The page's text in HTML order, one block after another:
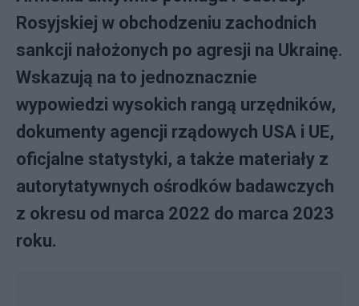
Rosyjskiej w obchodzeniu zachodnich
sankcji nałożonych po agresji na Ukrainę.
Wskazują na to jednoznacznie
wypowiedzi wysokich rangą urzędników,
dokumenty agencji rządowych USA i UE,
oficjalne statystyki, a także materiały z
autorytatywnych ośrodków badawczych
z okresu od marca 2022 do marca 2023
roku.